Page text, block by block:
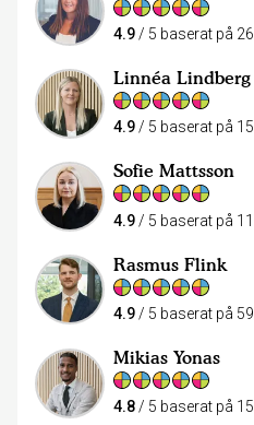
4.9/ 5 baserat på
Linnéa Lindberg
4.9/ 5 baserat på
Sofie Mattsson
4.9 / 5 baserat på
Rasmus Flink
4.9 / 5 baserat på
Mikias Yonas
4.8/ 5 baserat på